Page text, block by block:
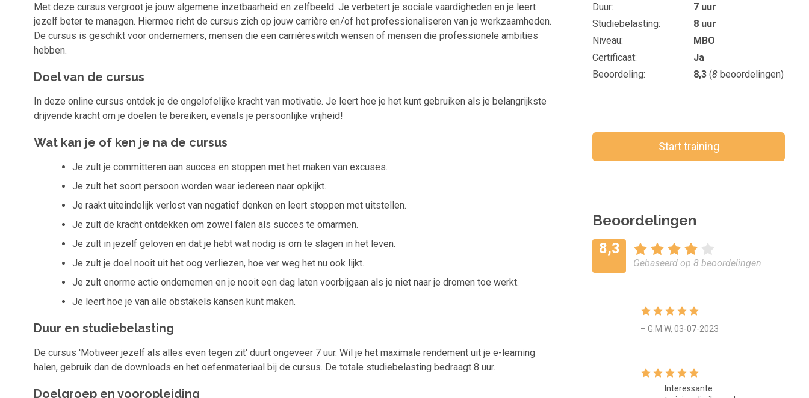
Met deze cursus vergroot je jouw algemene inzetbaarheid en zelfbeeld. Je verbetert je sociale vaardigheden en je leert
jezelf beter te managen. Hiermee richt de cursus zich op jouw carrière en/of het professionaliseren van je werkzaamheden.
De cursus is geschikt voor ondernemers, mensen die een carrièreswitch wensen of mensen die professionele ambities
hebben.
Doel van de cursus
In deze online cursus ontdek je de ongelofelijke kracht van motivatie. Je leert hoe je het kunt gebruiken als je belangrijkste
drijvende kracht om je doelen te bereiken, evenals je persoonlijke vrijheid!
Wat kan je of ken je na de cursus
Je zult je committeren aan succes en stoppen met het maken van excuses.
Je zult het soort persoon worden waar iedereen naar opkijkt.
Je raakt uiteindelijk verlost van negatief denken en leert stoppen met uitstellen.
Je zult de kracht ontdekken om zowel falen als succes te omarmen.
Je zult in jezelf geloven en dat je hebt wat nodig is om te slagen in het leven.
Je zult je doel nooit uit het oog verliezen, hoe ver weg het nu ook lijkt.
Je zult enorme actie ondernemen en je nooit een dag laten voorbijgaan als je niet naar je dromen toe werkt.
Je leert hoe je van alle obstakels kansen kunt maken.
Duur en studiebelasting
De cursus 'Motiveer jezelf als alles even tegen zit' duurt ongeveer 7 uur. Wil je het maximale rendement uit je e-learning
halen, gebruik dan de downloads en het oefenmateriaal bij de cursus. De totale studiebelasting bedraagt 8 uur.
Doelgroep en vooropleiding
Duur
7 uur
Studiebelasting
8 uur
Niveau
MBO
Certificaat
Ja
Beoordeling
8,3 (8 beoordelingen)
Start training
Bewaar voor later
Beoordelingen
8,3
Gebaseerd op 8 beoordelingen
– G.M.W, 03-07-2023
Interessante